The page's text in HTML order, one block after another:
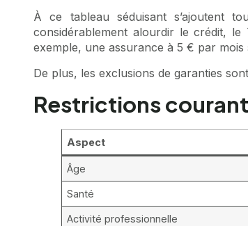
À ce tableau séduisant s’ajoutent
considérablement alourdir le crédit,
exemple, une assurance à 5 € par
De plus, les exclusions de garanties
Restrictions
Aspect
Âge
Santé
Activité professionnelle